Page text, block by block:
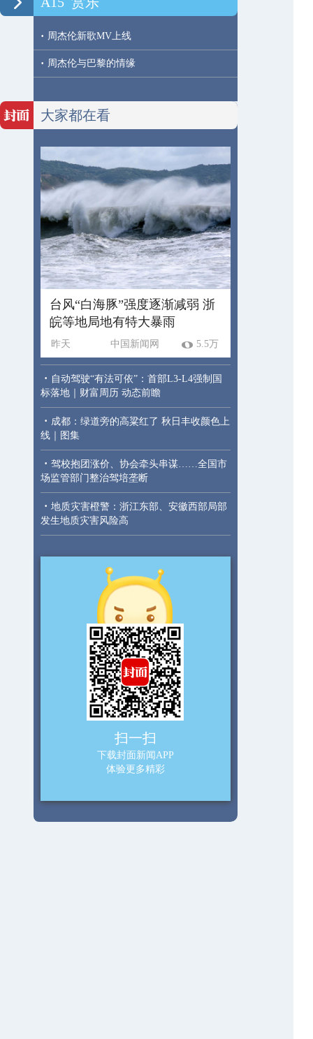
· 周杰伦新歌MV上线
· 周杰伦与巴黎的情缘
大家都在看
台风“白海豚”强度逐渐减弱 浙
皖等地局地有特大暴雨
昨天 中国新闻网 5.5万
· 自动驾驶“有法可依”：首部L3-L4强制国
标落地｜财富周历 动态前瞻
· 成都：绿道旁的高粱红了 秋日丰收颜色上
线｜图集
· 驾校抱团涨价、协会牵头串谋……全国市
场监管部门整治驾培垄断
· 地质灾害橙警：浙江东部、安徽西部局部
发生地质灾害风险高
扫一扫
下载封面新闻APP
体验更多精彩